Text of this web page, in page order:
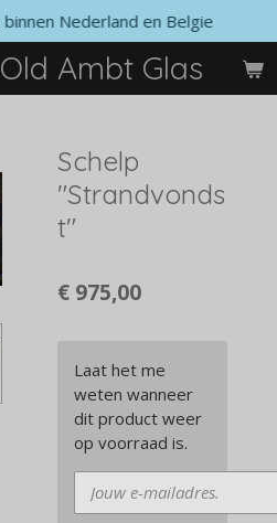
Ambt Glas
Nederland en Belgie
Schelp
"Strandvonds
t"
€ 975,00
Laat het me
weten wanneer
dit product weer
op voorraad is.